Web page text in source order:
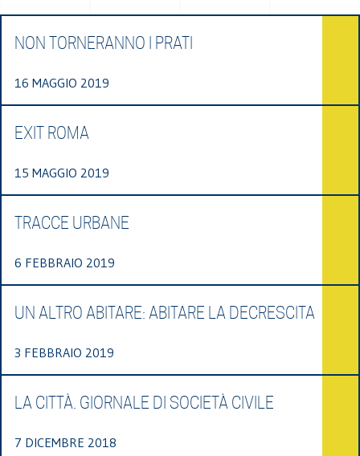
NON TORNERANNO I PRATI
16 MAGGIO 2019
EXIT ROMA
15 MAGGIO 2019
TRACCE URBANE
6 FEBBRAIO 2019
UN ALTRO ABITARE: ABITARE LA DECRESCITA
3 FEBBRAIO 2019
LA CITTÀ. GIORNALE DI SOCIETÀ CIVILE
7 DICEMBRE 2018